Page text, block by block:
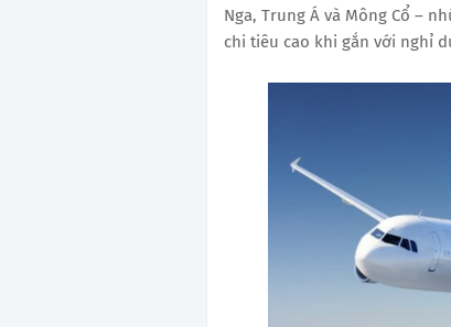
Nga, Trung Á và Mông Cổ –
chi tiêu cao khi gắn với nghỉ